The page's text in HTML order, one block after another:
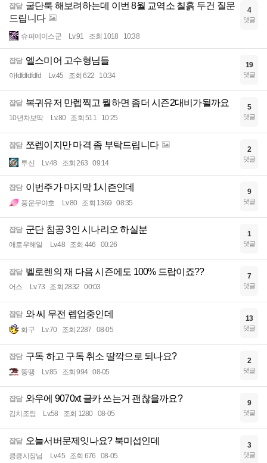
잡담 굴단룩 해보려하는데 이번 8월 교역소 칠흙 두건 질문
드립니다
슈퍼에이스군 Lv.91 조회 1018 10:38
4
댓글
잡담 엘스미어 고수형님들
아fdfdfdfdfd Lv.45 조회 622 10:34
19
댓글
잡담 복귀유저 만렙찍고 뭘하면 좀더 시즌2대비가될까요
10년차보딱 Lv.80 조회 511 10:25
5
댓글
잡담 쪼렙이지만 마격 좀 부탁드립니다
투신 Lv.48 조회 263 09:14
2
댓글
잡담 이번주가 마지막 1시즌인데
풍운무야호 Lv.80 조회 1369 08:35
9
댓글
잡담 군단 침공 3인 시나리오 하실분
애로우해일 Lv.48 조회 446 00:26
1
댓글
잡담 벨로렌의 재 다음 시즌에도 100% 드랍이죠??
어스 Lv.73 조회 2832 00:03
7
댓글
잡담 와 씨 무전 렙업중인데
화구 Lv.70 조회 2287 08-05
13
댓글
잡담 구독 하고 구독 취소 딸깍으로 되나요?
뚱땡 Lv.85 조회 994 08-05
2
댓글
잡담 와우에 9070xt 글카 쓰는거 괜찮을까요?
김치조림 Lv.58 조회 1280 08-05
9
댓글
잡담 오늘서버문제잇나요? 북미섭인데
킁킁시장님 Lv.45 조회 676 08-05
3
댓글